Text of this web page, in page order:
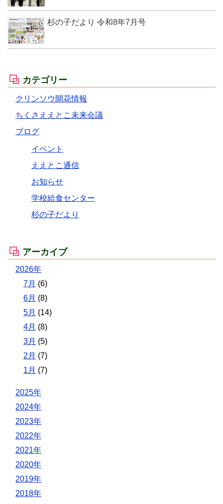
杉の子だより 令和8年7月号
カテゴリー
クリンソウ開花情報
ちくさええとこ未来会議
ブログ
イベント
ええとこ通信
お知らせ
学校給食センター
杉の子だより
アーカイブ
2026年
7月 (6)
6月 (8)
5月 (14)
4月 (8)
3月 (5)
2月 (7)
1月 (7)
2025年
2024年
2023年
2022年
2021年
2020年
2019年
2018年